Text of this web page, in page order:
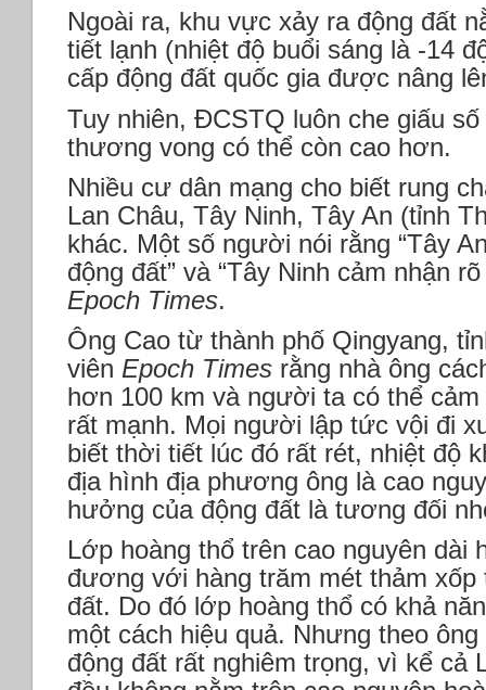
Ngoài ra, khu vực xảy ra động đất
tiết lạnh (nhiệt độ buổi sáng là -14
cấp động đất quốc gia được nâng
Tuy nhiên, ĐCSTQ luôn che giấu
thương vong có thể còn cao hơn.
Nhiều cư dân mạng cho biết rung
Lan Châu, Tây Ninh, Tây An (tỉnh
khác. Một số người nói rằng “Tây
động đất” và “Tây Ninh cảm nhận
Epoch Times.
Ông Cao từ thành phố Qingyang,
viên Epoch Times rằng nhà ông
hơn 100 km và người ta có thể
rất mạnh. Mọi người lập tức vội đi
biết thời tiết lúc đó rất rét, nhiệt độ
địa hình địa phương ông là cao
hưởng của động đất là tương đối
Lớp hoàng thổ trên cao nguyên dài
đương với hàng trăm mét thảm xốp
đất. Do đó lớp hoàng thổ có khả
một cách hiệu quả. Nhưng theo
động đất rất nghiêm trọng, vì kể cả